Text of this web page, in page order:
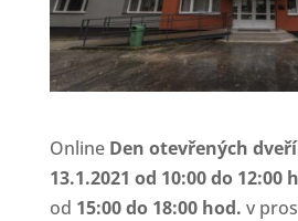
Online Den otevřených dveří
13.1.2021 od 10:00 do 12:00
od 15:00 do 18:00 hod. v